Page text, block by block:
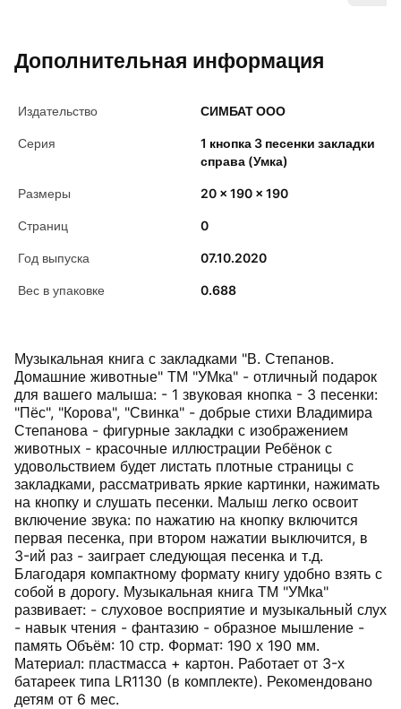
Дополнительная информация
Издательство СИМБАТ ООО
Серия
1 кнопка 3 песенки закладки
справа (Умка)
Размеры 20 x 190 x 190
Страниц 0
Год выпуска 07.10.2020
Вес в упаковке 0.688
Музыкальная книга с закладками "В. Степанов.
Домашние животные" ТМ "УМка" - отличный подарок
для вашего малыша: - 1 звуковая кнопка - 3 песенки:
"Пёс", "Корова", "Свинка" - добрые стихи Владимира
Степанова - фигурные закладки с изображением
животных - красочные иллюстрации Ребёнок с
удовольствием будет листать плотные страницы с
закладками, рассматривать яркие картинки, нажимать
на кнопку и слушать песенки. Малыш легко освоит
включение звука: по нажатию на кнопку включится
первая песенка, при втором нажатии выключится, в
3-ий раз - заиграет следующая песенка и т.д.
Благодаря компактному формату книгу удобно взять с
собой в дорогу. Музыкальная книга ТМ "УМка"
развивает: - слуховое восприятие и музыкальный слух
- навык чтения - фантазию - образное мышление -
память Объём: 10 стр. Формат: 190 х 190 мм.
Материал: пластмасса + картон. Работает от 3-х
батареек типа LR1130 (в комплекте). Рекомендовано
детям от 6 мес.